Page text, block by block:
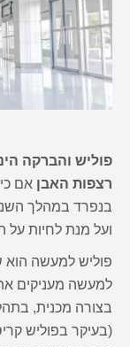
פוליש והברקה
רצפות האבן אם
בנפרד במהלך
ועל מנת לחיות
פוליש למעשה הוא
למעשה מעניקים
בצורה מכנית,
(בעיקר בפוליש